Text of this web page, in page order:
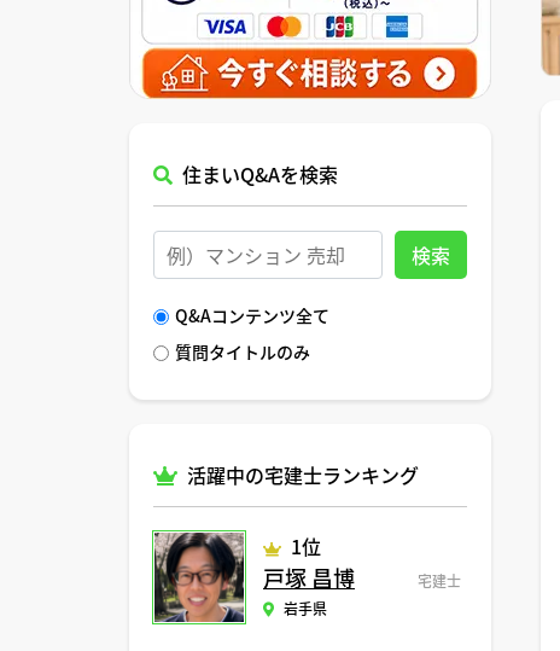
住まいQ&Aを検索
Q&Aコンテンツ全て
質問タイトルのみ
活躍中の宅建士ランキング
1位
戸塚 昌博
宅建士
岩手県